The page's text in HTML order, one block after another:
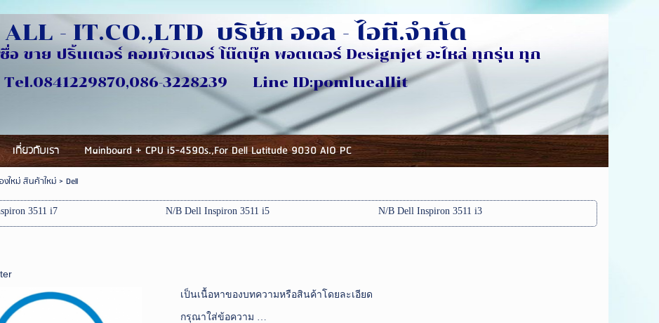
ALL - IT.CO.,LTD บริษัท ออล - ไอที.จำกัด
อ ขาย ปริ้นเตอร์ คอมพิวเตอร์ โน๊ตบุ๊ค พอตเตอร์ Designjet อะไหล่ ทุกรุ่น ทุก
ห้อ
3228239 Line ID:pomlueallit
เกี่ยวกับเรา Mainboard + CPU i5-4590s.,For Dell Latitude 9030 AIO PC
งใหม่ สินค้าใหม่> Dell
3511 i7 N/B Dell Inspiron 3511 i5 N/B Dell Inspiron 3511 i3
เป็นเนื้อหาของบทความหรือสินค้าโดยละเอียด
กรุณาใส่ข้อความ …